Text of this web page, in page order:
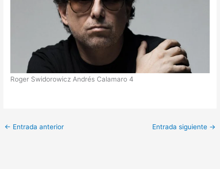
Roger Swidorowicz Andrés Calamaro 4
← Entrada anterior Entrada siguiente →